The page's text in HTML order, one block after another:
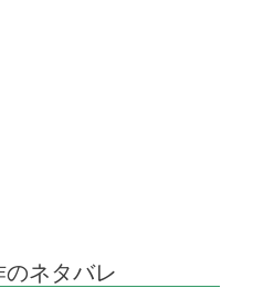
ネタバレ